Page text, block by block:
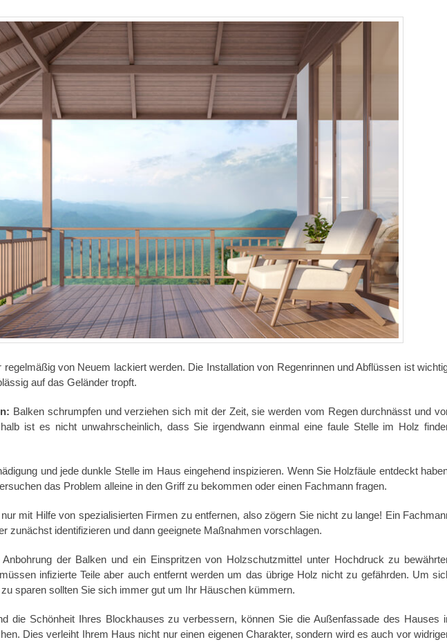
von Neuem lackiert werden. Die Installation von Regenrinnen und Abflüssen ist
auf das Geländer tropft.
Balken schrumpfen und verziehen sich mit der Zeit, sie werden vom Regen durchnässt und
ist es nicht unwahrscheinlich, dass Sie irgendwann einmal eine faule Stelle im Holz
und jede dunkle Stelle im Haus eingehend inspizieren. Wenn Sie Holzfäule entdeckt
das Problem alleine in den Griff zu bekommen oder einen Fachmann fragen.
mit Hilfe von spezialisierten Firmen zu entfernen, also zögern Sie nicht zu lange! Ein
zunächst identifizieren und dann geeignete Maßnahmen vorschlagen.
der Balken und ein Einspritzen von Holzschutzmittel unter Hochdruck zu
infizierte Teile aber auch entfernt werden um das übrige Holz nicht zu gefährden. Um
sparen sollten Sie sich immer gut um Ihr Häuschen kümmern.
die Schönheit Ihres Blockhauses zu verbessern, können Sie die Außenfassade des Hauses
Dies verleiht Ihrem Haus nicht nur einen eigenen Charakter, sondern wird es auch vor